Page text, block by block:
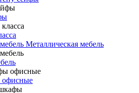
Металлическая мебель